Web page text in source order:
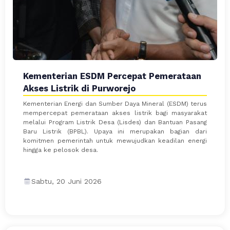
Kementerian ESDM Percepat Pemerataan
Akses Listrik di Purworejo
Kementerian Energi dan Sumber Daya Mineral (ESDM) terus
mempercepat pemerataan akses listrik bagi masyarakat
melalui Program Listrik Desa (Lisdes) dan Bantuan Pasang
Baru Listrik (BPBL). Upaya ini merupakan bagian dari
komitmen pemerintah untuk mewujudkan keadilan energi
hingga ke pelosok desa.
Sabtu, 20 Juni 2026